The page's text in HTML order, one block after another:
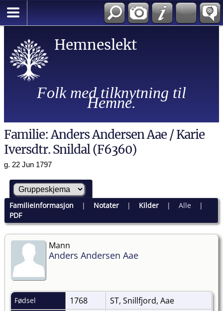
Hemneslekt
Folk med tilknytning til
Hemne.
Familie: Anders Andersen Aae / Karie
Iversdtr. Snildal (F6360)
g. 22 Jun 1797
Familieinformasjon | Notater| Kilder| Alle|
PDF
Mann
Anders Andersen Aae
Fødsel 1768 ST, Snillfjord, Aae